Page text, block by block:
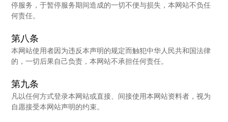
停服务，于暂停服务期间造成的一切不便与损失，本网站不负任
何责任。
第八条
本网站使用者因为违反本声明的规定而触犯中华人民共和国法律
的，一切后果自己负责，本网站不承担任何责任。
第九条
凡以任何方式登录本网站或直接、间接使用本网站资料者，视为
自愿接受本网站声明的约束。